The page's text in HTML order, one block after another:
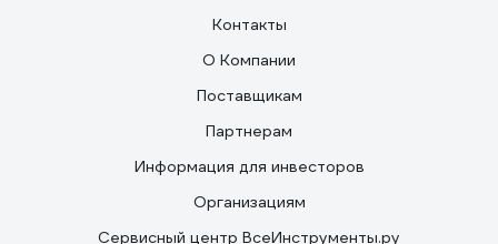
Контакты
О Компании
Поставщикам
Партнерам
Информация для инвесторов
Организациям
Сервисный центр ВсеИнструменты.ру